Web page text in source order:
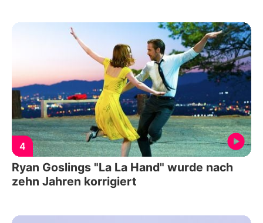
4
Ryan Goslings "La La Hand" wurde nach
zehn Jahren korrigiert